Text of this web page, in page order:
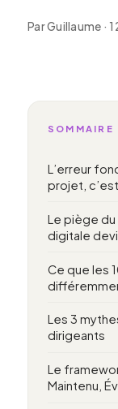
Par Guillaume ·
SOMMAIRE
L’erreur
projet,
Le piège du
digitale
Ce que les
Les 3
dirigeants
Le
Maintenu,